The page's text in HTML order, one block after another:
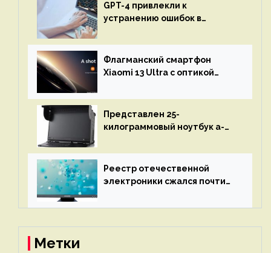
GPT-4 привлекли к
устранению ошибок в
остановится до полного
восстановления кода и
объяснит, что пошло не так
Флагманский смартфон
Xiaomi 13 Ultra с оптикой
представят 18 апреля
Представлен 25-
килограммовый ноутбук a-
до 3 Тбайт DDR5 и шесть
дисплеев
Реестр отечественной
электроники сжался почти
Метки